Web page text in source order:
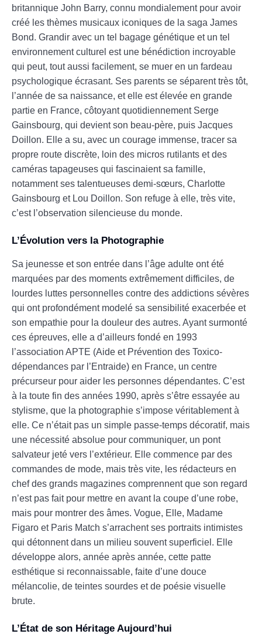
britannique John Barry, connu mondialement pour avoir
créé les thèmes musicaux iconiques de la saga James
Bond. Grandir avec un tel bagage génétique et un tel
environnement culturel est une bénédiction incroyable
qui peut, tout aussi facilement, se muer en un fardeau
psychologique écrasant. Ses parents se séparent très tôt,
l’année de sa naissance, et elle est élevée en grande
partie en France, côtoyant quotidiennement Serge
Gainsbourg, qui devient son beau-père, puis Jacques
Doillon. Elle a su, avec un courage immense, tracer sa
propre route discrète, loin des micros rutilants et des
caméras tapageuses qui fascinaient sa famille,
notamment ses talentueuses demi-sœurs, Charlotte
Gainsbourg et Lou Doillon. Son refuge à elle, très vite,
c’est l’observation silencieuse du monde.
L’Évolution vers la Photographie
Sa jeunesse et son entrée dans l’âge adulte ont été
marquées par des moments extrêmement difficiles, de
lourdes luttes personnelles contre des addictions sévères
qui ont profondément modelé sa sensibilité exacerbée et
son empathie pour la douleur des autres. Ayant surmonté
ces épreuves, elle a d’ailleurs fondé en 1993
l’association APTE (Aide et Prévention des Toxico-
dépendances par l’Entraide) en France, un centre
précurseur pour aider les personnes dépendantes. C’est
à la toute fin des années 1990, après s’être essayée au
stylisme, que la photographie s’impose véritablement à
elle. Ce n’était pas un simple passe-temps décoratif, mais
une nécessité absolue pour communiquer, un pont
salvateur jeté vers l’extérieur. Elle commence par des
commandes de mode, mais très vite, les rédacteurs en
chef des grands magazines comprennent que son regard
n’est pas fait pour mettre en avant la coupe d’une robe,
mais pour montrer des âmes. Vogue, Elle, Madame
Figaro et Paris Match s’arrachent ses portraits intimistes
qui détonnent dans un milieu souvent superficiel. Elle
développe alors, année après année, cette patte
esthétique si reconnaissable, faite d’une douce
mélancolie, de teintes sourdes et de poésie visuelle
brute.
L’État de son Héritage Aujourd’hui